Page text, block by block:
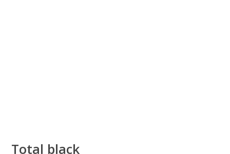
Total black